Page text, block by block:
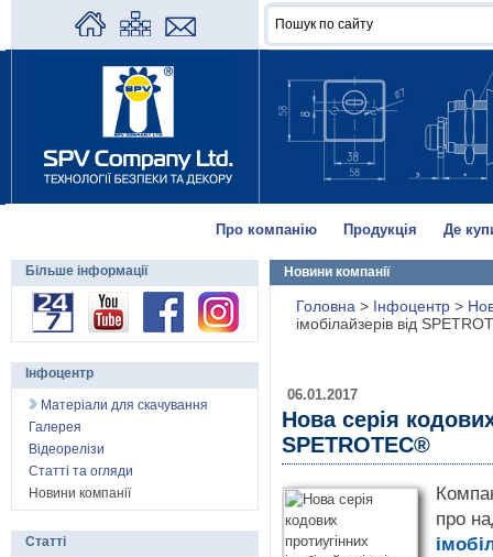
Про компанію Продукція Де
Новини компанії
Головна > Інфоцентр >
імобілайзерів від
06.01.2017
Нова серія
SPETROTEC®
про
Більше інформації
Інфоцентр
Матеріали для скачування
Галерея
Відеорелізи
Статті та огляди
Новини компанії
Статті